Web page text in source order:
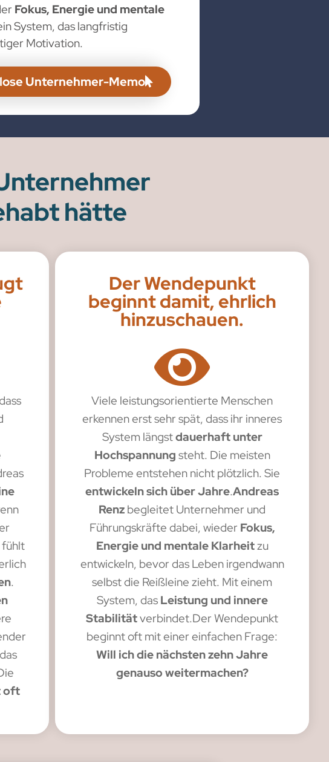
Fokus, Energie und mentale
System, das langfristig
Motivation.
Unternehmer-Memo
hätte
fühlt
.
oft
Der Wendepunkt
beginnt damit, ehrlich
hinzuschauen.
Viele leistungsorientierte Menschen
erkennen erst sehr spät, dass ihr inneres
System längstdauerhaft unter
Hochspannung steht. Die meisten
Probleme entstehen nicht plötzlich. Sie
entwickeln sich über Jahre.Andreas
Renz begleitet Unternehmer und
Führungskräfte dabei, wieder Fokus,
Energie und mentale Klarheitzu
entwickeln, bevor das Leben irgendwann
selbst die Reißleine zieht. Mit einem
System, das Leistung und innere
Stabilitätverbindet.Der Wendepunkt
beginnt oft mit einer einfachen Frage:
Will ich die nächsten zehn Jahre
genauso weitermachen?